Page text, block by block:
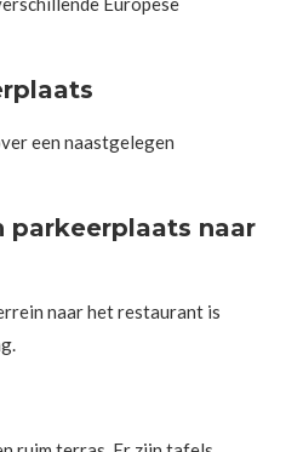
een naastgelegen
parkeerplaats naar
naar het restaurant is